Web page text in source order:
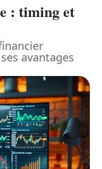
: timing et
avantages